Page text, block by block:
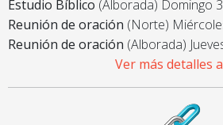
Estudio Bíblico (Alborada) Domingo
Reunión de oración (Norte)
Reunión de oración (Alborada)
Ver más detalles